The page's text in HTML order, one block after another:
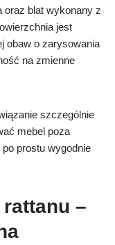
oraz blat wykonany z
jest
obaw o zarysowania
na zmienne
szczególnie
mebel poza
prostu wygodnie
–